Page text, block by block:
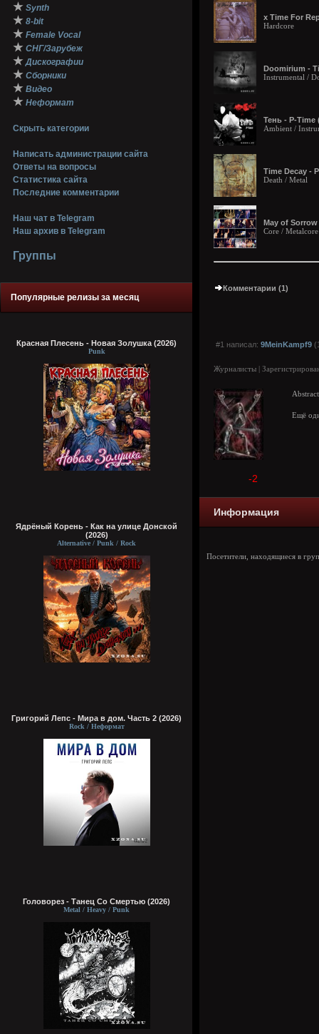
★ Synth
★ 8-bit
★ Female Vocal
★ СНГ/Зарубеж
★ Дискографии
★ Сборники
★ Видео
★ Неформат
Скрыть категории
Написать администрации сайта
Ответы на вопросы
Статистика сайта
Последние комментарии
Наш чат в Telegram
Наш архив в Telegram
Группы
Популярные релизы за месяц
Красная Плесень - Новая Золушка (2026)
Punk
Ядрёный Корень - Как на улице Донской
(2026)
Alternative / Punk / Rock
Григорий Лепс - Мира в дом. Часть 2 (2026)
Rock / Неформат
Головорез - Tанец Со Смертью (2026)
Metal / Heavy / Punk
x Time For
Hardcore
Doomirium -
Instrumental /
Тень - P-Time
Ambient /
Time Decay -
Death / Metal
May of
Core /
Комментарии (1)
#1 написал: 9MeinKampf9
Журналисты |
Ещё
-2
Информация
Посетители, находящиеся в